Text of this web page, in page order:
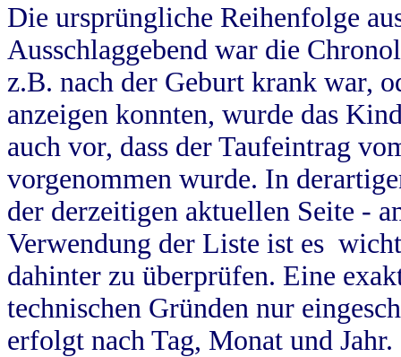
Die ursprüngliche Reihenfolge
Ausschlaggebend war die
z.B. nach der Geburt krank war,
anzeigen konnten, wurde das
auch vor, dass der Taufeintrag
vorgenommen wurde. In
der derzeitigen aktuellen Seite -
Verwendung der Liste ist es
dahinter zu überprüfen. Eine
technischen Gründen nur
erfolgt nach Tag, Monat und Jahr.